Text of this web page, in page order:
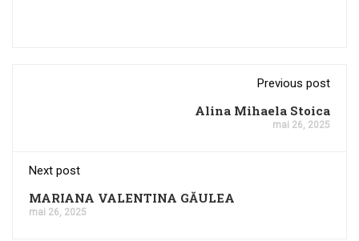
Previous post
Alina Mihaela Stoica
mai 26, 2025
Next post
MARIANA VALENTINA GĂULEA
mai 26, 2025